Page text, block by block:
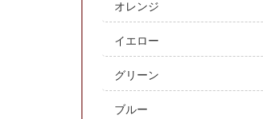
オレンジ
イエロー
グリーン
ブルー